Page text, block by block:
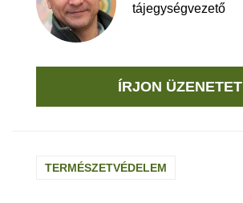
tájegységvezető
ÍRJON ÜZENETET
TERMÉSZETVÉDELEM